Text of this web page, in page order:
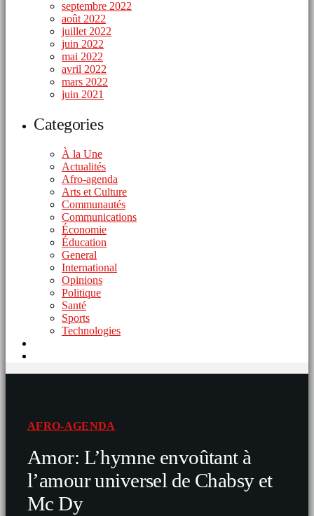
septembre 2022
août 2022
juillet 2022
juin 2022
mai 2022
avril 2022
mars 2022
juin 2021
Categories
À la Une
Actualités
Afro-agenda
Arts et Culture
Communautés
Communications
Économie
Éducation
General
International
Opinions
Politique
Santé
Sports
Technologies
AFRO-AGENDA
Amor: L’hymne envoûtant à
l’amour universel de Chabsy et
Mc Dy